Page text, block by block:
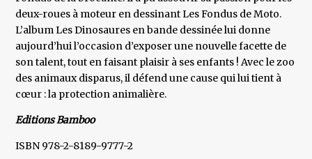
deux-roues à moteur en dessinant Les Fondus de Moto.
L’album Les Dinosaures en bande dessinée lui donne
aujourd’hui l’occasion d’exposer une nouvelle facette de
son talent, tout en faisant plaisir à ses enfants ! Avec le zoo
des animaux disparus, il défend une cause qui lui tient à
cœur : la protection animalière.
Editions Bamboo
ISBN 978-2-8189-9777-2